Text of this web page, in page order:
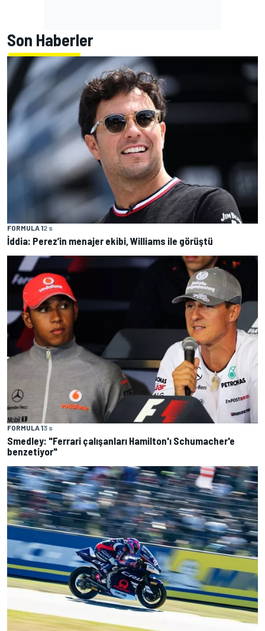
Son Haberler
FORMULA 12 s
İddia: Perez’in menajer ekibi, Williams ile görüştü
FORMULA 13 s
Smedley: "Ferrari çalışanları Hamilton'ı Schumacher'e
benzetiyor"